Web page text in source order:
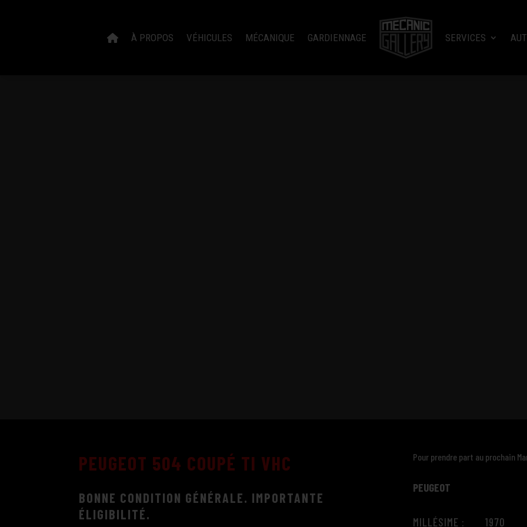
À PROPOS VÉHICULES MÉCANIQUE GARDIENNAGE SERVICES
PEUGEOT 504 COUPÉ TI VHC
BONNE CONDITION GÉNÉRALE. IMPORTANTE
ÉLIGIBILITÉ.
Pour prendre part au prochain
PEUGEOT
MILLÉSIME : 1970